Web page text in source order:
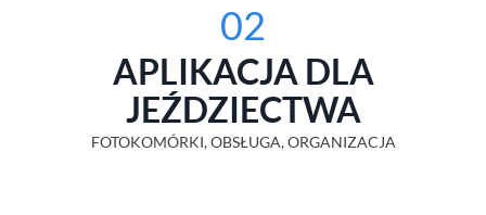
02
APLIKACJA DLA
JEŹDZIECTWA
FOTOKOMÓRKI, OBSŁUGA, ORGANIZACJA